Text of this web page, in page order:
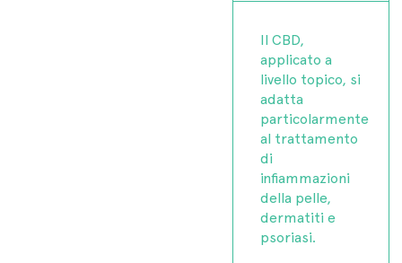
Il CBD,
applicato a
livello topico, si
adatta
particolarmente
al trattamento
di
infiammazioni
della pelle,
dermatiti e
psoriasi.